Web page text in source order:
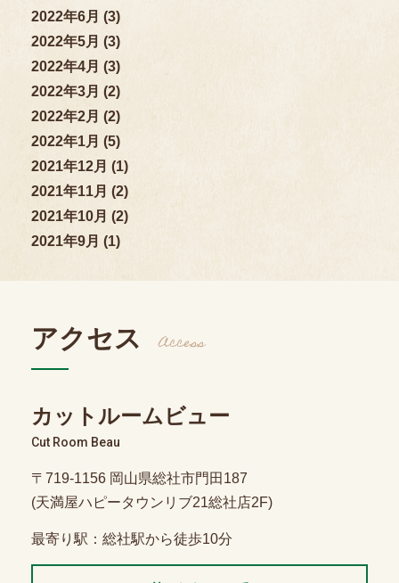
2022年6月 (3)
2022年5月 (3)
2022年4月 (3)
2022年3月 (2)
2022年2月 (2)
2022年1月 (5)
2021年12月 (1)
2021年11月 (2)
2021年10月 (2)
2021年9月 (1)
アクセス Access
カットルームビュー
Cut Room Beau
〒719-1156 岡山県総社市門田187
(天満屋ハピータウンリブ21総社店2F)
最寄り駅：総社駅から徒歩10分